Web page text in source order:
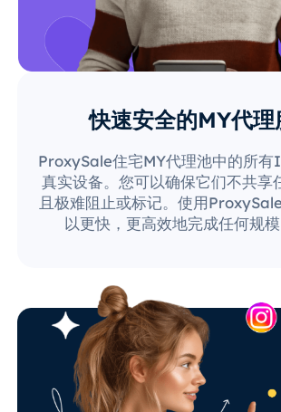
快速安全的MY代理
ProxySale住宅MY代理池中的所有
真实设备。您可以确保它们不共享
且极难阻止或标记。使用
以更快，更高效地完成任何规模